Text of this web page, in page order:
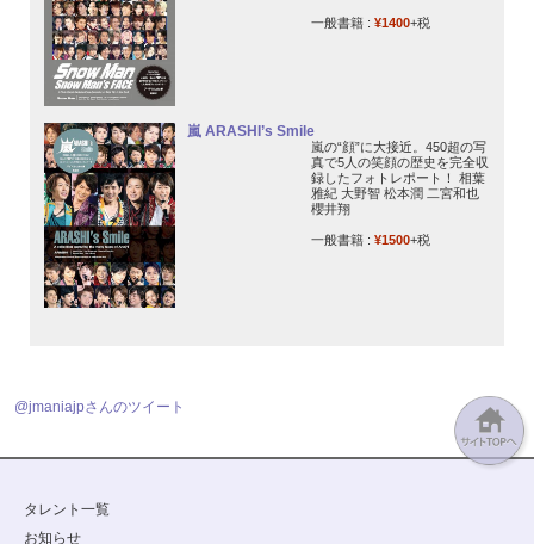
一般書籍 : ¥1400+税
嵐 ARASHI’s Smile
嵐の“顔”に大接近。450超の写
真で5人の笑顔の歴史を完全収
録したフォトレポート！ 相葉
雅紀 大野智 松本潤 二宮和也
櫻井翔
一般書籍 : ¥1500+税
@jmaniajpさんのツイート
タレント一覧
お知らせ